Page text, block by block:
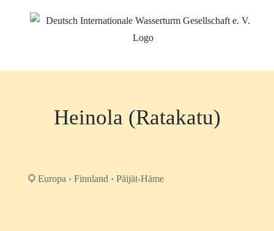
Heinola (Ratakatu)
Europa › Finnland › Päijät-Häme